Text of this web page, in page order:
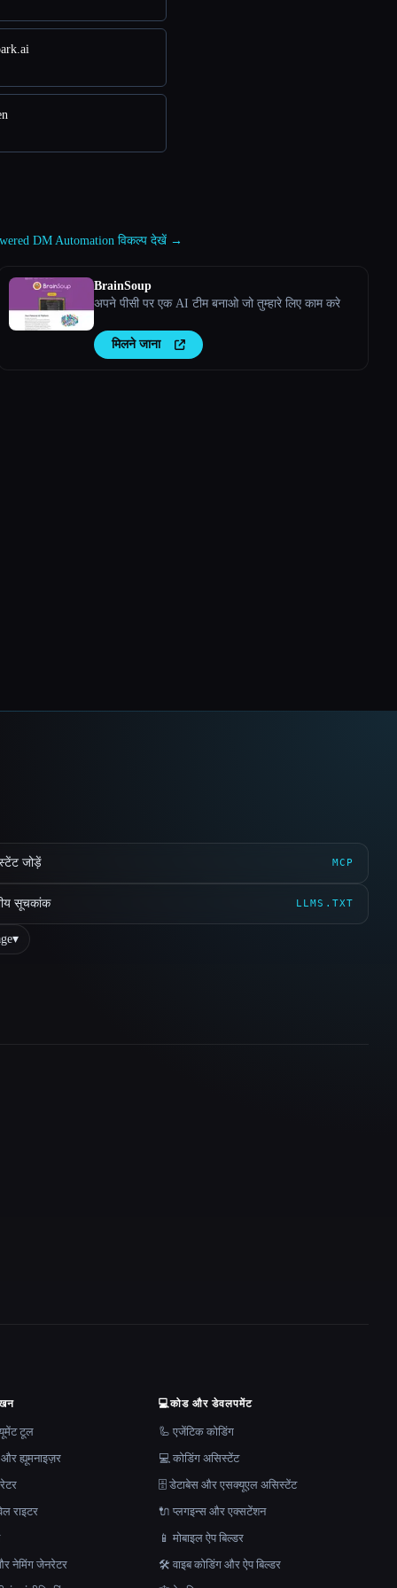
DM Automation विकल्प देखें →
BrainSoup
अपने पीसी पर एक AI टीम बनाओ जो तुम्हारे लिए काम करे
मिलने जाना
जोड़ें MCP
सूचकांक LLMS.TXT
▾
टूल
ह्यूमनाइज़र
राइटर
नेमिंग जेनरेटर
💻कोड और डेवलपमेंट
🦾 एजेंटिक कोडिंग
💻 कोडिंग असिस्टेंट
🗄️ डेटाबेस और एसक्यूएल असिस्टेंट
🔌 प्लगइन्स और एक्सटेंशन
📱 मोबाइल ऐप बिल्डर
🛠️ वाइब कोडिंग और ऐप बिल्डर